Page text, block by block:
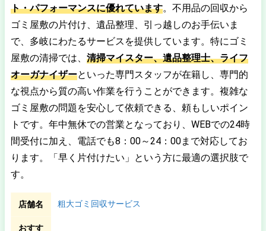
ト・パフォーマンスに優れています。不用品の回収から
ゴミ屋敷の片付け、遺品整理、引っ越しのお手伝いま
で、多岐にわたるサービスを提供しています。特にゴミ
屋敷の清掃では、 清掃マイスター、遺品整理士、ライフ
オーガナイザーといった専門スタッフが在籍し、専門的
な視点から質の高い作業を行うことができます。複雑な
ゴミ屋敷の問題を安心して依頼できる、頼もしいポイン
トです。年中無休での営業となっており、WEBでの24時
間受付に加え、電話でも8：00～24：00まで対応してお
ります。「早く片付けたい」という方に最適の選択肢で
す。
店舗名 粗大ゴミ回収サービス
おすす